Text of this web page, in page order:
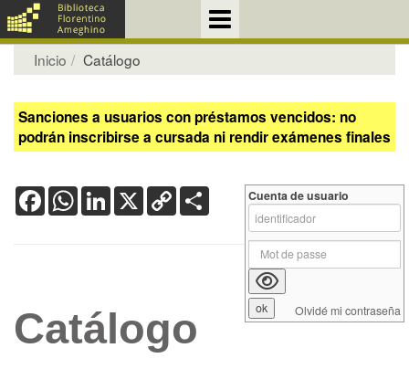
Inicio Catálogo
Sanciones a usuarios con préstamos vencidos: no
podrán inscribirse a cursada ni rendir exámenes finales
FacebookWhatsApp
LinkedIn
X Copy
Link
Catálogo
Cuenta de usuario
Olvidé mi contraseña